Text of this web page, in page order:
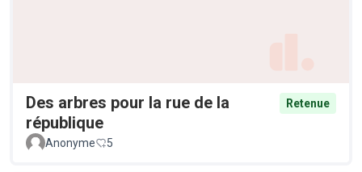
Des arbres pour la rue de la
république
Retenue
Anonyme 5